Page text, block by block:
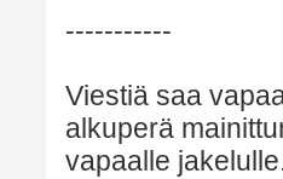
-----------
Viestiä saa
alkuperä
vapaalle